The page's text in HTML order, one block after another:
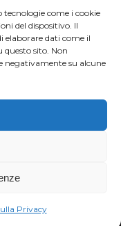
come i cookie
del dispositivo. Il
elaborare dati come il
sito. Non
negativamente su alcune
Privacy
SKICROSS
SPRINT
|